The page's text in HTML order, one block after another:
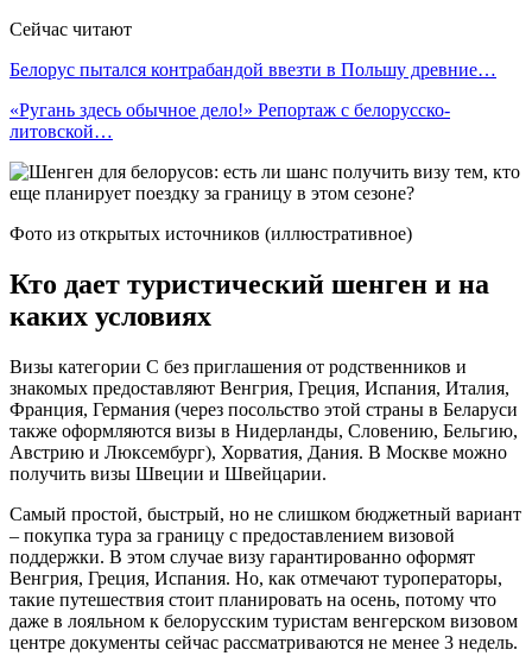
Сейчас читают
Белорус пытался контрабандой ввезти в Польшу древние…
«Ругань здесь обычное дело!» Репортаж с белорусско-
литовской…
Фото из открытых источников (иллюстративное)
Кто дает туристический шенген и на
каких условиях
Визы категории С без приглашения от родственников и
знакомых предоставляют Венгрия, Греция, Испания, Италия,
Франция, Германия (через посольство этой страны в Беларуси
также оформляются визы в Нидерланды, Словению, Бельгию,
Австрию и Люксембург), Хорватия, Дания. В Москве можно
получить визы Швеции и Швейцарии.
Самый простой, быстрый, но не слишком бюджетный вариант
‒ покупка тура за границу с предоставлением визовой
поддержки. В этом случае визу гарантированно оформят
Венгрия, Греция, Испания. Но, как отмечают туроператоры,
такие путешествия стоит планировать на осень, потому что
даже в лояльном к белорусским туристам венгерском визовом
центре документы сейчас рассматриваются не менее 3 недель.